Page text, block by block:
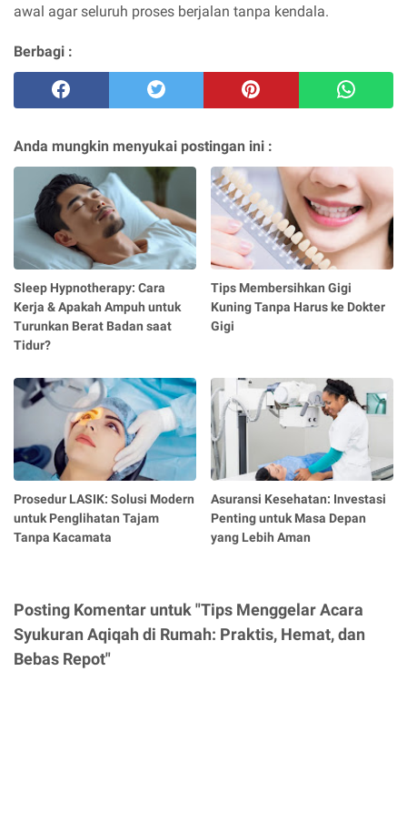
awal agar seluruh proses berjalan tanpa kendala.
Berbagi :
Anda mungkin menyukai postingan ini :
Sleep Hypnotherapy: Cara
Kerja & Apakah Ampuh untuk
Turunkan Berat Badan saat
Tidur?
Tips Membersihkan Gigi
Kuning Tanpa Harus ke Dokter
Gigi
Prosedur LASIK: Solusi Modern
untuk Penglihatan Tajam
Tanpa Kacamata
Asuransi Kesehatan: Investasi
Penting untuk Masa Depan
yang Lebih Aman
Posting Komentar untuk "Tips Menggelar Acara
Syukuran Aqiqah di Rumah: Praktis, Hemat, dan
Bebas Repot"